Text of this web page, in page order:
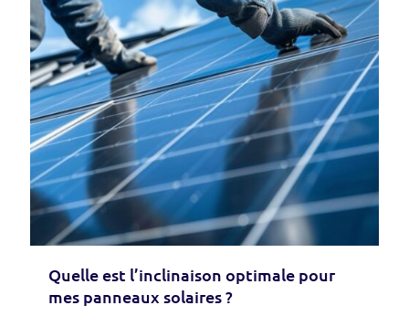
Quelle est l’inclinaison optimale pour
mes panneaux solaires ?